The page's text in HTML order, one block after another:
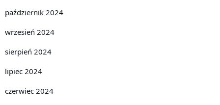
październik 2024
wrzesień 2024
sierpień 2024
lipiec 2024
czerwiec 2024